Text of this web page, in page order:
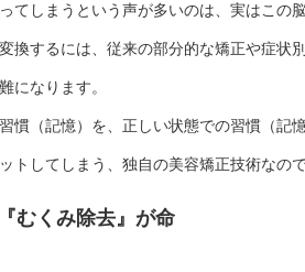
てしまうという声が多いのは、実はこの
換するには、従来の部分的な矯正や症状
になります。
慣（記憶）を、正しい状態での習慣（記憶
トしてしまう、独自の美容矯正技術なので
むくみ除去』が命